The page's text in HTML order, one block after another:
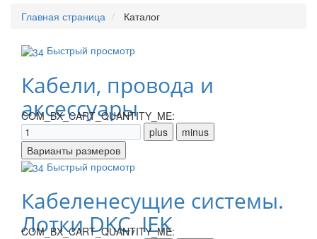
Главная страница Каталог
Быстрый просмотр
Кабели, провода и
аксессуары
COM_BX_CART_QUANTITY_ME:
Быстрый просмотр
Кабеленесущие системы.
Лотки DKC, IEK
COM_BX_CART_QUANTITY_ME: